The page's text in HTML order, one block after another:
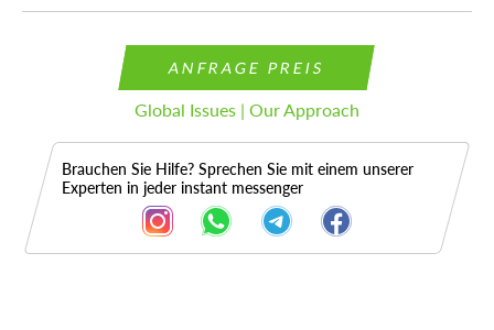
ANFRAGE PREIS
Global Issues | Our Approach
Brauchen Sie Hilfe? Sprechen Sie mit einem unserer
Experten in jeder instant messenger